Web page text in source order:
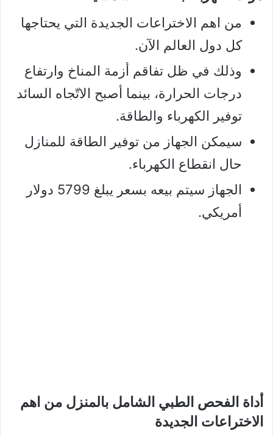
من اهم الاختراعات الجديدة التي يحتاجها
كل دول العالم الآن.
وذلك في ظل تفاقم أزمة المناخ وارتفاع
درجات الحرارة، بينما أصبح الاتّجاه السائد
توفير الكهرباء والطاقة.
سيمكن الجهاز من توفير الطاقة للمنازل
حال انقطاع الكهرباء.
الجهاز سيتم بيعه بسعر يبلغ 5799 دولار
أمريكي.
أداة الفحص الطبي الشامل بالمنزل من اهم
الاختراعات الجديدة